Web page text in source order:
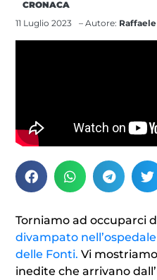
CRONACA
11 Luglio 2023
– Autore:
Torniamo ad occuparci
divampato
delle Fonti. Vi
inedite che arrivano